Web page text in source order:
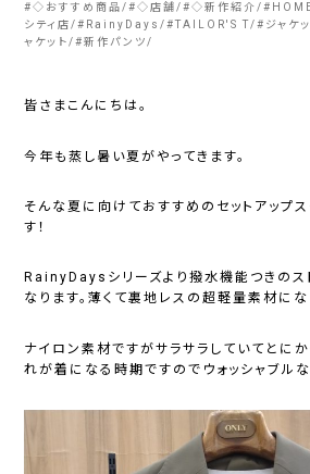
#◇おすすめ商品 #◇店舗 #◇新作紹介 #
シティ店 # RainyDays #TAILOR'S T # ジャケ
ャケット #新作パンツ
皆さまこんにちは。
今年も蒸し暑い夏がやってきます。
そんな夏に向けておすすめのセットアップ
す！
RainyDaysシリーズより撥水機能つきのス
なります。薄くて裏地レスの超軽量素材にな
ナイロン素材ですがサラサラしていてとにか
れが着になる時期ですのでウォッシャブルな